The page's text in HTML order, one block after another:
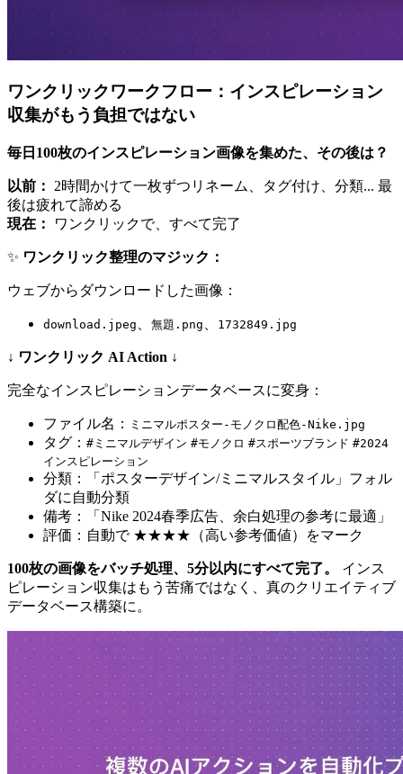
ワンクリックワークフロー：インスピレーション
収集がもう負担ではない
毎日100枚のインスピレーション画像を集めた、その後は？
以前：
2時間かけて一枚ずつリネーム、タグ付け、分類... 最
後は疲れて諦める
現在：
ワンクリックで、すべて完了
✨ ワンクリック整理のマジック：
ウェブからダウンロードした画像：
download.jpeg 無題.png 1732849.jpg
↓ ワンクリック AI Action ↓
完全なインスピレーションデータベースに変身：
ファイル名： ミニマルポスター-モノクロ配色-Nike.jpg
タグ： #ミニマルデザイン #モノクロ #スポーツブランド #2024
インスピレーション
分類：「ポスターデザイン/ミニマルスタイル」フォル
ダに自動分類
備考：「Nike 2024春季広告、余白処理の参考に最適」
評価：自動で ★★★★（高い参考価値）をマーク
100枚の画像をバッチ処理、5分以内にすべて完了。
インス
ピレーション収集はもう苦痛ではなく、真のクリエイティブ
データベース構築に。